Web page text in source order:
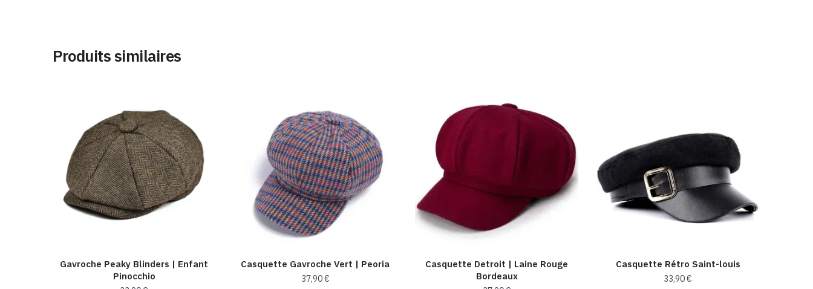
Produits similaires
Gavroche Peaky Blinders | Enfant
Pinocchio
Casquette Gavroche Vert | Peoria
37,90€
Casquette Detroit | Laine Rouge
Bordeaux
Casquette Rétro Saint-louis
33,90€